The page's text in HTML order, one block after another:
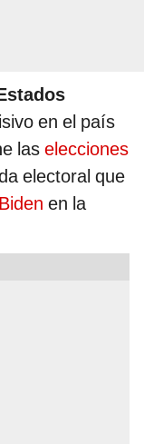
en el país
las elecciones
electoral que
en la